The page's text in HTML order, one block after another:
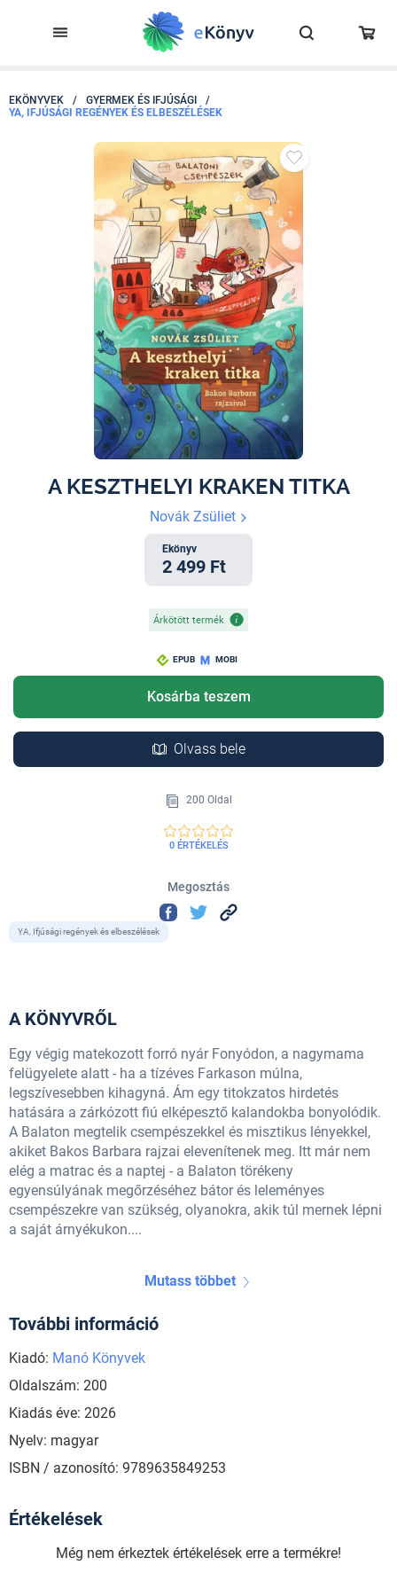
EKÖNYVEK / GYERMEK ÉS IFJÚSÁGI
/
YA, IFJÚSÁGI REGÉNYEK ÉS ELBESZÉLÉSEK
A KESZTHELYI KRAKEN TITKA
Novák Zsüliet
Ekönyv
2 499 Ft
Árkötött termék
EPUB MOBI
Kosárba teszem
Olvass bele
200 Oldal
0 ÉRTÉKELÉS
Megosztás
YA, Ifjúsági regények és elbeszélések
A KÖNYVRŐL
Egy végig matekozott forró nyár Fonyódon, a nagymama
felügyelete alatt - ha a tízéves Farkason múlna,
legszívesebben kihagyná. Ám egy titokzatos hirdetés
hatására a zárkózott fiú elképesztő kalandokba bonyolódik.
A Balaton megtelik csempészekkel és misztikus lényekkel,
akiket Bakos Barbara rajzai elevenítenek meg. Itt már nem
elég a matrac és a naptej - a Balaton törékeny
egyensúlyának megőrzéséhez bátor és leleményes
csempészekre van szükség, olyanokra, akik túl mernek lépni
a saját árnyékukon....
Mutass többet
További információ
Kiadó: Manó Könyvek
Oldalszám: 200
Kiadás éve: 2026
Nyelv: magyar
ISBN / azonosító: 9789635849253
Értékelések
Még nem érkeztek értékelések erre a termékre!